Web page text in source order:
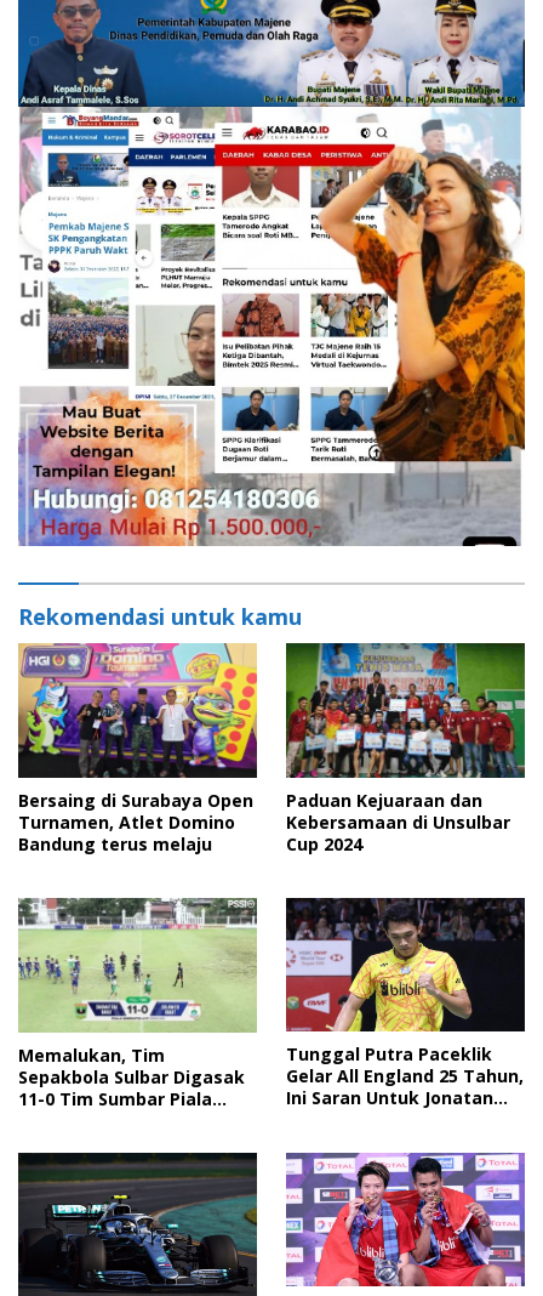
Rekomendasi untuk kamu
Bersaing di Surabaya Open
Turnamen, Atlet Domino
Bandung terus melaju
Paduan Kejuaraan dan
Kebersamaan di Unsulbar
Cup 2024
Memalukan, Tim
Sepakbola Sulbar Digasak
11-0 Tim Sumbar Piala
Tunggal Putra Paceklik
Gelar All England 25 Tahun,
Ini Saran Untuk Jonatan